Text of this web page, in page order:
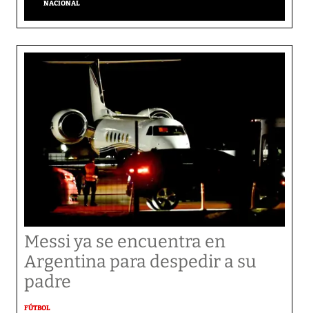
NACIONAL
Messi ya se encuentra en
Argentina para despedir a su
padre
FÚTBOL